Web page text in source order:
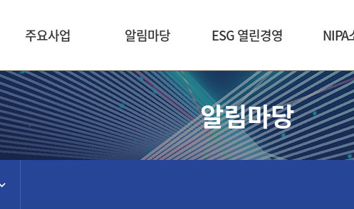
주요사업 알림마당 ESG 열린경영 NIPA
알림마당